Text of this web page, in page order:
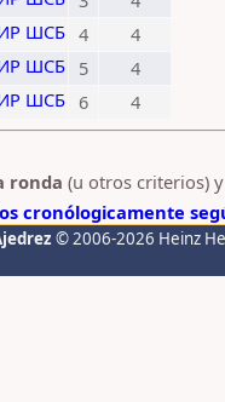
ШСБ 4
4
ШСБ 5
4
ШСБ 6 4
ronda (u otros criterios)
cronólogicamente
© 2006-2026 Heinz